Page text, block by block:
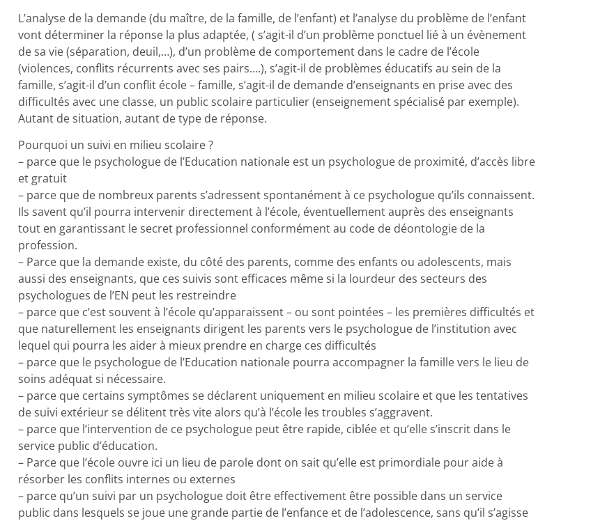
L’analyse de la demande (du maître, de la famille, de l’enfant) et l’analyse du problème de l’enfant
vont déterminer la réponse la plus adaptée, ( s’agit-il d’un problème ponctuel lié à un évènement
de sa vie (séparation, deuil,…), d’un problème de comportement dans le cadre de l’école
(violences, conflits récurrents avec ses pairs….), s’agit-il de problèmes éducatifs au sein de la
famille, s’agit-il d’un conflit école – famille, s’agit-il de demande d’enseignants en prise avec des
difficultés avec une classe, un public scolaire particulier (enseignement spécialisé par exemple).
Autant de situation, autant de type de réponse.
Pourquoi un suivi en milieu scolaire ?
– parce que le psychologue de l’Education nationale est un psychologue de proximité, d’accès libre
et gratuit
– parce que de nombreux parents s’adressent spontanément à ce psychologue qu’ils connaissent.
Ils savent qu’il pourra intervenir directement à l’école, éventuellement auprès des enseignants
tout en garantissant le secret professionnel conformément au code de déontologie de la
profession.
– Parce que la demande existe, du côté des parents, comme des enfants ou adolescents, mais
aussi des enseignants, que ces suivis sont efficaces même si la lourdeur des secteurs des
psychologues de l’EN peut les restreindre
– parce que c’est souvent à l’école qu’apparaissent – ou sont pointées – les premières difficultés et
que naturellement les enseignants dirigent les parents vers le psychologue de l’institution avec
lequel qui pourra les aider à mieux prendre en charge ces difficultés
– parce que le psychologue de l’Education nationale pourra accompagner la famille vers le lieu de
soins adéquat si nécessaire.
– parce que certains symptômes se déclarent uniquement en milieu scolaire et que les tentatives
de suivi extérieur se délitent très vite alors qu’à l’école les troubles s’aggravent.
– parce que l’intervention de ce psychologue peut être rapide, ciblée et qu’elle s’inscrit dans le
service public d’éducation.
– Parce que l’école ouvre ici un lieu de parole dont on sait qu’elle est primordiale pour aide à
résorber les conflits internes ou externes
– parce qu’un suivi par un psychologue doit être effectivement être possible dans un service
public dans lesquels se joue une grande partie de l’enfance et de l’adolescence, sans qu’il s’agisse